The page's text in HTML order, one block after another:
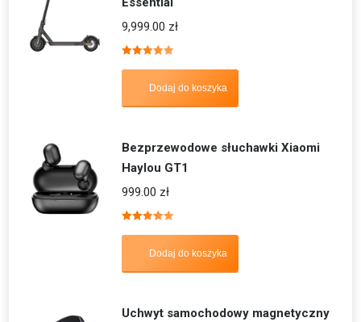
9,999.00 zł
5.00
Dodaj do koszyka
Bezprzewodowe słuchawki Xiaomi
Haylou GT1
999.00 zł
5.00
Dodaj do koszyka
Uchwyt samochodowy magnetyczny